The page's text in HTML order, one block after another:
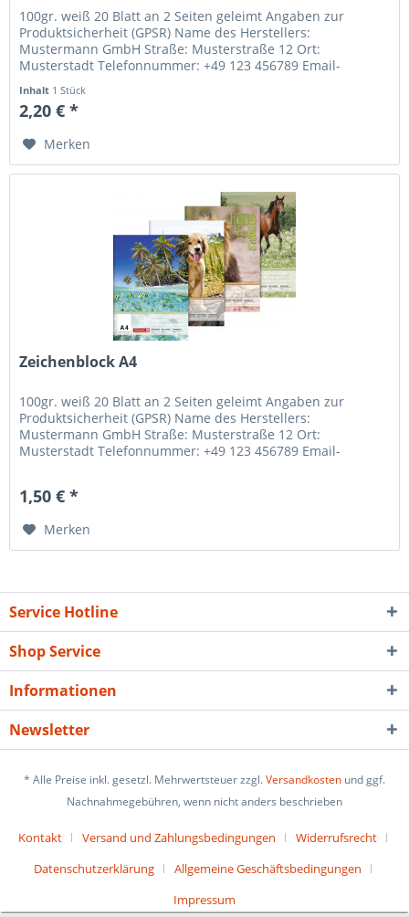
100gr. weiß 20 Blatt an 2 Seiten geleimt Angaben zur
Produktsicherheit (GPSR) Name des Herstellers:
Mustermann GmbH Straße: Musterstraße 12 Ort:
Musterstadt Telefonnummer: +49 123 456789 Email-
Inhalt 1 Stück
2,20 € *
Merken
Zeichenblock A4
100gr. weiß 20 Blatt an 2 Seiten geleimt Angaben zur
Produktsicherheit (GPSR) Name des Herstellers:
Mustermann GmbH Straße: Musterstraße 12 Ort:
Musterstadt Telefonnummer: +49 123 456789 Email-
1,50 € *
Merken
Service Hotline
Shop Service
Informationen
Newsletter
* Alle Preise inkl. gesetzl. Mehrwertsteuer zzgl.Versandkosten und ggf.
Nachnahmegebühren, wenn nicht anders beschrieben
Kontakt Versand und Zahlungsbedingungen
Widerrufsrecht
Datenschutzerklärung
Allgemeine Geschäftsbedingungen
Impressum